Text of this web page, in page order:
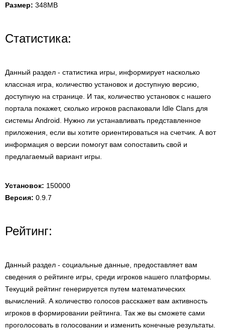
Размер: 348MB
Статистика:
Данный раздел - статистика игры, информирует насколько
классная игра, количество установок и доступную версию,
доступную на странице. И так, количество установок с нашего
портала покажет, сколько игроков распаковали Idle Clans для
системы Android. Нужно ли устанавливать представленное
приложения, если вы хотите ориентироваться на счетчик. А вот
информация о версии помогут вам сопоставить свой и
предлагаемый вариант игры.
Установок: 150000
Версия: 0.9.7
Рейтинг:
Данный раздел - социальные данные, предоставляет вам
сведения о рейтинге игры, среди игроков нашего платформы.
Текущий рейтинг генерируется путем математических
вычислений. А количество голосов расскажет вам активность
игроков в формировании рейтинга. Так же вы сможете сами
проголосовать в голосовании и изменить конечные результаты.